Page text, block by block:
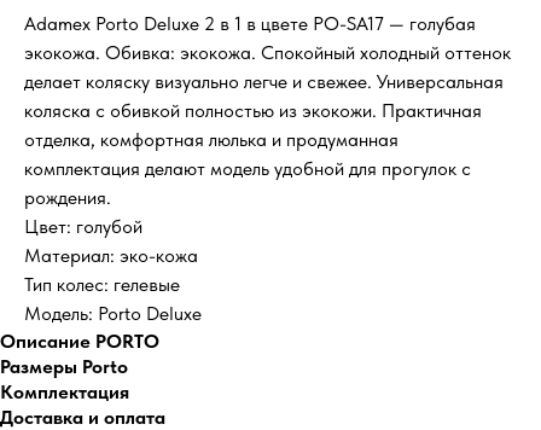
Adamex Porto Deluxe 2 в 1 в цвете PO-SA17 — голубая
экокожа. Обивка: экокожа. Спокойный холодный оттенок
делает коляску визуально легче и свежее. Универсальная
коляска с обивкой полностью из экокожи. Практичная
отделка, комфортная люлька и продуманная
комплектация делают модель удобной для прогулок с
рождения.
Цвет: голубой
Материал: эко-кожа
Тип колес: гелевые
Модель: Porto Deluxe
Описание PORTO
Размеры Porto
Комплектация
Доставка и оплата